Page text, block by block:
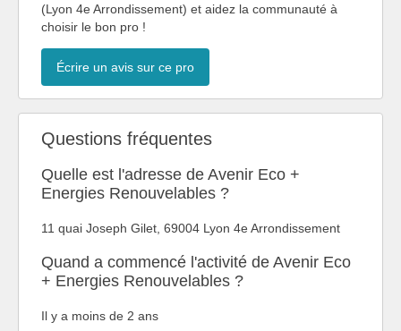
(Lyon 4e Arrondissement) et aidez la communauté à
choisir le bon pro !
Écrire un avis sur ce pro
Questions fréquentes
Quelle est l'adresse de Avenir Eco +
Energies Renouvelables ?
11 quai Joseph Gilet, 69004 Lyon 4e Arrondissement
Quand a commencé l'activité de Avenir Eco
+ Energies Renouvelables ?
Il y a moins de 2 ans